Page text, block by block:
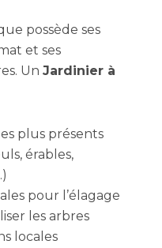
possède ses
et ses
Un Jardinier à
plus présents
érables,
pour l’élagage
les arbres
locales